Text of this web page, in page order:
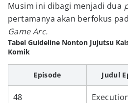
Musim ini dibagi menjadi dua
pertamanya akan berfokus
Game Arc.
Tabel Guideline Nonton Jujutsu
Komik
Episode Judul
48